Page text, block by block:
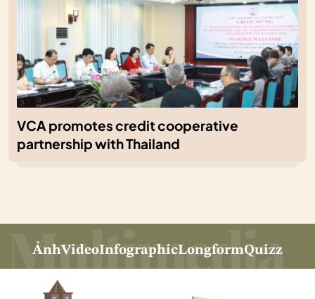
VCA promotes credit cooperative
partnership with Thailand
ẢnhVideoInfographicLongformQuizz